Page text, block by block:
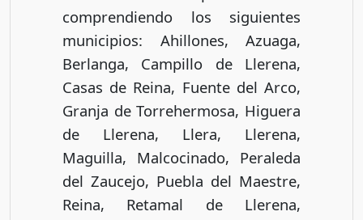
comprendiendo los siguientes
municipios: Ahillones, Azuaga,
Berlanga, Campillo de Llerena,
Casas de Reina, Fuente del Arco,
Granja de Torrehermosa, Higuera
de Llerena, Llera, Llerena,
Maguilla, Malcocinado, Peraleda
del Zaucejo, Puebla del Maestre,
Reina, Retamal de Llerena,